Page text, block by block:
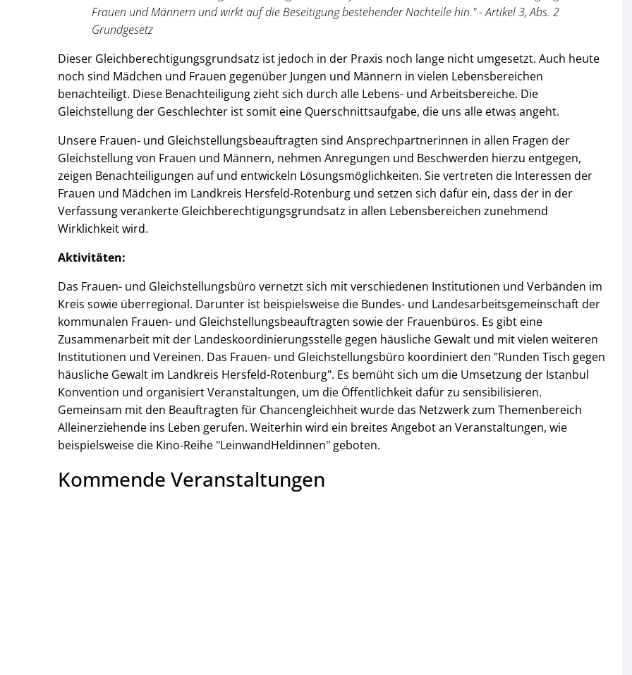
Frauen und Männern und wirkt auf die Beseitigung bestehender Nachteile hin." - Artikel 3, Abs. 2
Grundgesetz
Dieser Gleichberechtigungsgrundsatz ist jedoch in der Praxis noch lange nicht umgesetzt. Auch heute
noch sind Mädchen und Frauen gegenüber Jungen und Männern in vielen Lebensbereichen
benachteiligt. Diese Benachteiligung zieht sich durch alle Lebens- und Arbeitsbereiche. Die
Gleichstellung der Geschlechter ist somit eine Querschnittsaufgabe, die uns alle etwas angeht.
Unsere Frauen- und Gleichstellungsbeauftragten sind Ansprechpartnerinnen in allen Fragen der
Gleichstellung von Frauen und Männern, nehmen Anregungen und Beschwerden hierzu entgegen,
zeigen Benachteiligungen auf und entwickeln Lösungsmöglichkeiten. Sie vertreten die Interessen der
Frauen und Mädchen im Landkreis Hersfeld-Rotenburg und setzen sich dafür ein, dass der in der
Verfassung verankerte Gleichberechtigungsgrundsatz in allen Lebensbereichen zunehmend
Wirklichkeit wird.
Aktivitäten:
Das Frauen- und Gleichstellungsbüro vernetzt sich mit verschiedenen Institutionen und Verbänden im
Kreis sowie überregional. Darunter ist beispielsweise die Bundes- und Landesarbeitsgemeinschaft der
kommunalen Frauen- und Gleichstellungsbeauftragten sowie der Frauenbüros. Es gibt eine
Zusammenarbeit mit der Landeskoordinierungsstelle gegen häusliche Gewalt und mit vielen weiteren
Institutionen und Vereinen. Das Frauen- und Gleichstellungsbüro koordiniert den "Runden Tisch gegen
häusliche Gewalt im Landkreis Hersfeld-Rotenburg". Es bemüht sich um die Umsetzung der Istanbul
Konvention und organisiert Veranstaltungen, um die Öffentlichkeit dafür zu sensibilisieren.
Gemeinsam mit den Beauftragten für Chancengleichheit wurde das Netzwerk zum Themenbereich
Alleinerziehende ins Leben gerufen. Weiterhin wird ein breites Angebot an Veranstaltungen, wie
beispielsweise die Kino-Reihe "LeinwandHeldinnen" geboten.
Kommende Veranstaltungen